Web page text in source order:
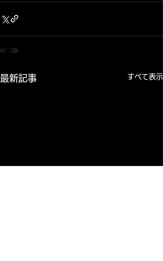
最新記事 すべて表示